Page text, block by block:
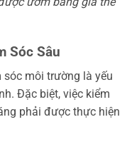
Sóc Sâu
môi trường là yếu
Đặc biệt, việc kiểm
phải được thực hiện